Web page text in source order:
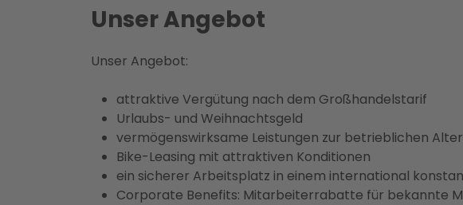
Unser Angebot
Unser Angebot:
attraktive Vergütung nach dem Großhandelstarif
Urlaubs- und Weihnachtsgeld
vermögenswirksame Leistungen zur betrieblichen
Bike-Leasing mit attraktiven Konditionen
ein sicherer Arbeitsplatz in einem international
Corporate Benefits: Mitarbeiterrabatte für bekannte